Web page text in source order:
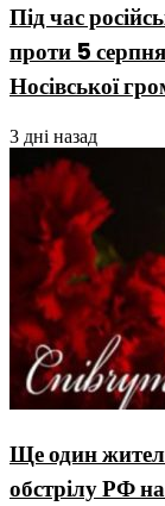
Під час
проти 5
Носівської
3 дні назад
Ще один
обстрілу РФ на